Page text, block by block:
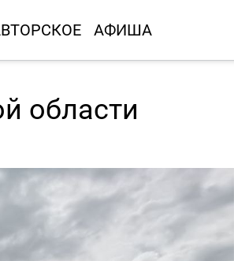
АФИША
области